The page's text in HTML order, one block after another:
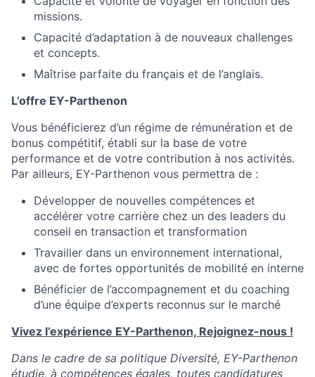
missions.
Capacité d’adaptation à de nouveaux challenges
et concepts.
Maîtrise parfaite du français et de l’anglais.
L’offre EY-Parthenon
Vous bénéficierez d’un régime de rémunération et de
bonus compétitif, établi sur la base de votre
performance et de votre contribution à nos activités.
Par ailleurs, EY-Parthenon vous permettra de :
Développer de nouvelles compétences et
accélérer votre carrière chez un des leaders du
conseil en transaction et transformation
Travailler dans un environnement international,
avec de fortes opportunités de mobilité en interne
Bénéficier de l’accompagnement et du coaching
d’une équipe d’experts reconnus sur le marché
Vivez l’expérience EY-Parthenon, Rejoignez-nous !
Dans le cadre de sa politique Diversité, EY-Parthenon
étudie, à compétences égales, toutes candidatures